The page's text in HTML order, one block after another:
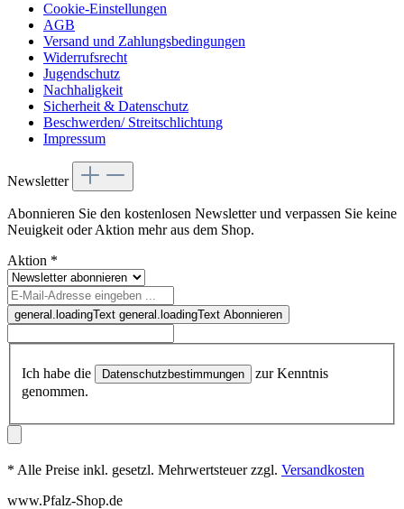
Cookie-Einstellungen
AGB
Versand und Zahlungsbedingungen
Widerrufsrecht
Jugendschutz
Nachhaligkeit
Sicherheit & Datenschutz
Beschwerden/ Streitschlichtung
Impressum
Newsletter
Abonnieren Sie den kostenlosen Newsletter und verpassen Sie keine
Neuigkeit oder Aktion mehr aus dem Shop.
Aktion *
general.loadingText general.loadingText Abonnieren
Ich habe die Datenschutzbestimmungen
zur Kenntnis
genommen.
* Alle Preise inkl. gesetzl. Mehrwertsteuer zzgl. Versandkosten
www.Pfalz-Shop.de